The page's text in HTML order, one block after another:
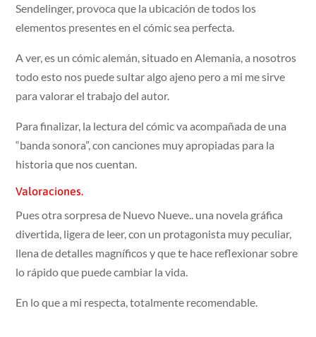
Sendelinger, provoca que la ubicación de todos los
elementos presentes en el cómic sea perfecta.
A ver, es un cómic alemán, situado en Alemania, a nosotros
todo esto nos puede sultar algo ajeno pero a mi me sirve
para valorar el trabajo del autor.
Para finalizar, la lectura del cómic va acompañada de una
“banda sonora”, con canciones muy apropiadas para la
historia que nos cuentan.
Valoraciones.
Pues otra sorpresa de Nuevo Nueve.. una novela gráfica
divertida, ligera de leer, con un protagonista muy peculiar,
llena de detalles magníficos y que te hace reflexionar sobre
lo rápido que puede cambiar la vida.
En lo que a mi respecta, totalmente recomendable.